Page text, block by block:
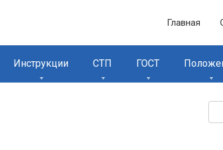
Главная
Инструкции СТП ГОСТ